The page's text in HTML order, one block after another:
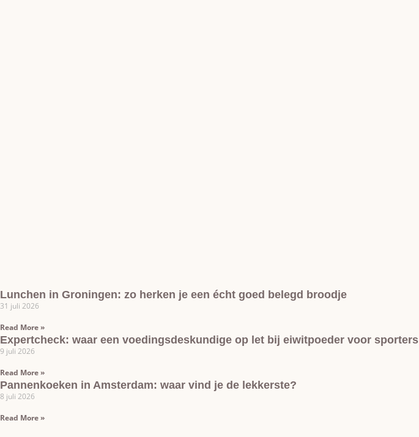
Lunchen in Groningen: zo herken je een écht goed belegd broodje
31 juli 2026
Read More »
Expertcheck: waar een voedingsdeskundige op let bij eiwitpoeder voor sporters
9 juli 2026
Read More »
Pannenkoeken in Amsterdam: waar vind je de lekkerste?
8 juli 2026
Read More »